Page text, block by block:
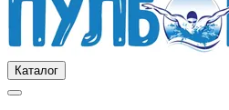
Каталог